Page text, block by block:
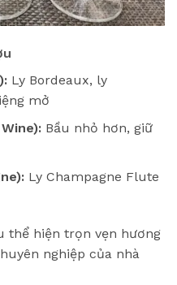
Ly Bordeaux, ly
mở
Bầu nhỏ hơn, giữ
Ly Champagne Flute
thể hiện trọn vẹn hương
nghiệp của nhà